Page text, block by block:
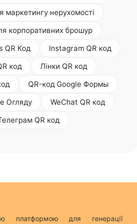
маркетингу нерухомості
корпоративних брошур
QR Код
Instagram QR код
код
Лінки QR код
QR-код Google Формы
Огляду
WeChat QR код
QR код
платформою для генерації